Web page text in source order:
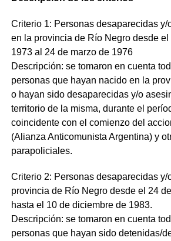
Criterio 1: Personas desaparecidas y/
en la provincia de Río Negro desde el
1973 al 24 de marzo de 1976
Descripción: se tomaron en cuenta
personas que hayan nacido en la
o hayan sido desaparecidas y/o
territorio de la misma, durante el
coincidente con el comienzo del
(Alianza Anticomunista Argentina) y
parapoliciales.
Criterio 2: Personas desaparecidas y/
provincia de Río Negro desde el 24
hasta el 10 de diciembre de 1983.
Descripción: se tomaron en cuenta
personas que hayan sido detenidas/